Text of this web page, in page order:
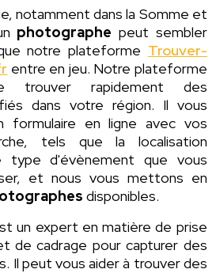
notamment dans la Somme et
photographe peut sembler
notre plateforme Trouver-
entre en jeu. Notre plateforme
trouver rapidement des
dans votre région. Il vous
formulaire en ligne avec vos
tels que la localisation
type d'évènement que vous
et nous vous mettons en
disponibles.
un expert en matière de prise
de cadrage pour capturer des
Il peut vous aider à trouver des